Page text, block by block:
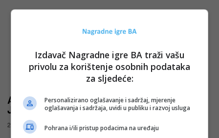
Aleva nagradna igra u Tropic i Crvena
Jabuka: Osvoji fantastične nagrade!
25.04.2025
Izdavač Nagradne igre BA traži vašu
privolu za korištenje osobnih podataka
za sljedeće:
Personalizirano oglašavanje i sadržaj, mjerenje
oglašavanja i sadržaja, uvidi u publiku i razvoj usluga
Pohrana i/ili pristup podacima na uređaju